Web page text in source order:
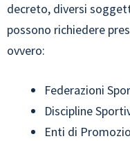
decreto, diversi
possono richiedere
ovvero:
Federazioni
Discipline
Enti di